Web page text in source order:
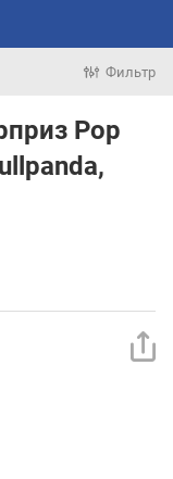
Фильтр
Pop